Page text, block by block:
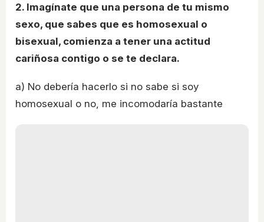
2. Imagínate que una persona de tu mismo
sexo, que sabes que es homosexual o
bisexual, comienza a tener una actitud
cariñosa contigo o se te declara.
a) No debería hacerlo si no sabe si soy
homosexual o no, me incomodaría bastante